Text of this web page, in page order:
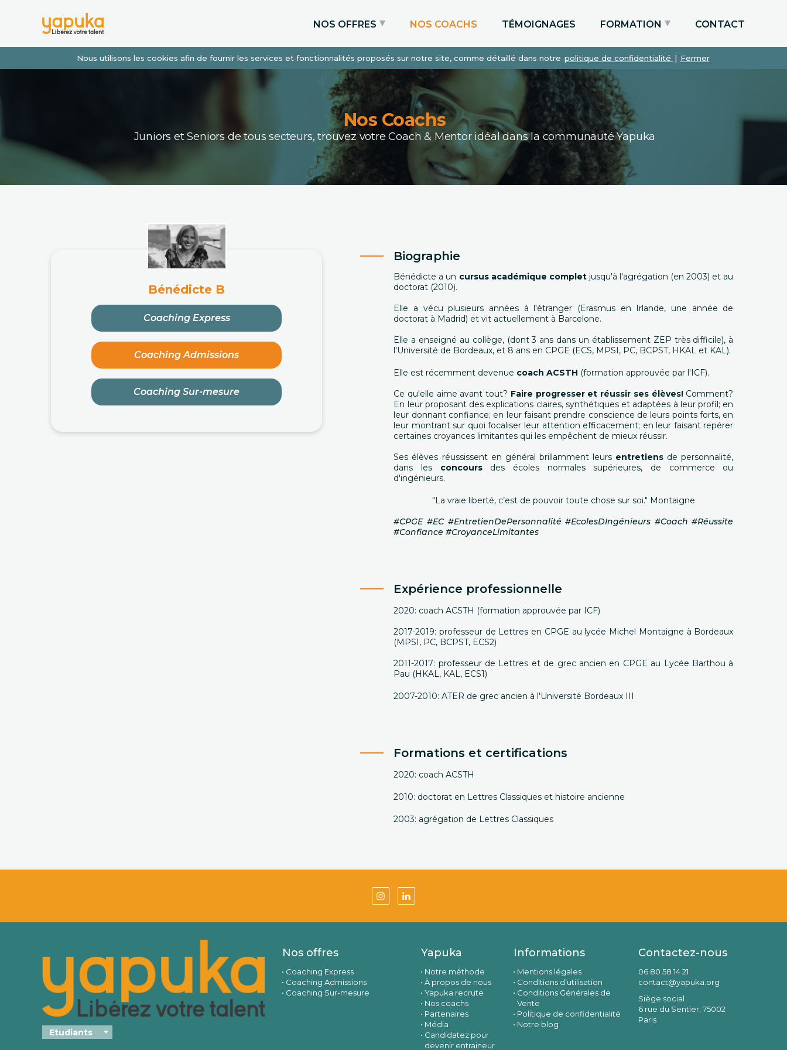
Nous utilisons les cookies afin de fournir les services et fonctionnalités proposés sur notre site, comme détaillé dans notre politique de confidentialité | Fermer
NOS OFFRES
Coaching Express
Coaching Admissions
Coaching Sur-mesure
NOS COACHS TÉMOIGNAGES FORMATION
Particuliers via le CPF
Etudiants
Entreprises
CONTACT
Nos Coachs
Juniors et Seniors de tous secteurs, trouvez votre Coach & Mentor idéal dans la communauté Yapuka
Bénédicte B
Coaching Express
Coaching Admissions
Coaching Sur-mesure
Biographie
Bénédicte a un cursus académique complet jusqu'à l'agrégation (en 2003) et au
doctorat (2010).
Elle a vécu plusieurs années à l'étranger (Erasmus en Irlande, une année de
doctorat à Madrid) et vit actuellement à Barcelone.
Elle a enseigné au collège, (dont 3 ans dans un établissement ZEP très difficile), à
l'Université de Bordeaux, et 8 ans en CPGE (ECS, MPSI, PC, BCPST, HKAL et KAL).
Elle est récemment devenue coach ACSTH (formation approuvée par l'ICF).
Ce qu'elle aime avant tout? Faire progresser et réussir ses élèves!Comment?
En leur proposant des explications claires, synthétiques et adaptées à leur profil; en
leur donnant confiance; en leur faisant prendre conscience de leurs points forts, en
leur montrant sur quoi focaliser leur attention efficacement; en leur faisant repérer
certaines croyances limitantes qui les empêchent de mieux réussir.
Ses élèves réussissent en général brillamment leurs entretiens de personnalité,
dans les concours des écoles normales supérieures, de commerce ou
d'ingénieurs.
"La vraie liberté, c’est de pouvoir toute chose sur soi." Montaigne
#CPGE #EC #EntretienDePersonnalité #EcolesDIngénieurs #Coach #Réussite
#Confiance #CroyanceLimitantes
Expérience professionnelle
2020: coach ACSTH (formation approuvée par ICF)
2017-2019: professeur de Lettres en CPGE au lycée Michel Montaigne à Bordeaux
(MPSI, PC, BCPST, ECS2)
2011-2017: professeur de Lettres et de grec ancien en CPGE au Lycée Barthou à
Pau (HKAL, KAL, ECS1)
2007-2010: ATER de grec ancien à l'Université Bordeaux III
Formations et certifications
2020: coach ACSTH
2010: doctorat en Lettres Classiques et histoire ancienne
2003: agrégation de Lettres Classiques
Nos offres
Coaching Express
Coaching Admissions
Coaching Sur-mesure
Yapuka
Notre méthode
À propos de nous
Yapuka recrute
Nos coachs
Partenaires
Média
Candidatez pour
devenir entraineur
Informations
Mentions légales
Conditions d’utilisation
Conditions Générales de
Vente
Politique de confidentialité
Notre blog
Contactez-nous
06 80 58 14 21
contact@yapuka.org
Siège social
6 rue du Sentier, 75002
Paris